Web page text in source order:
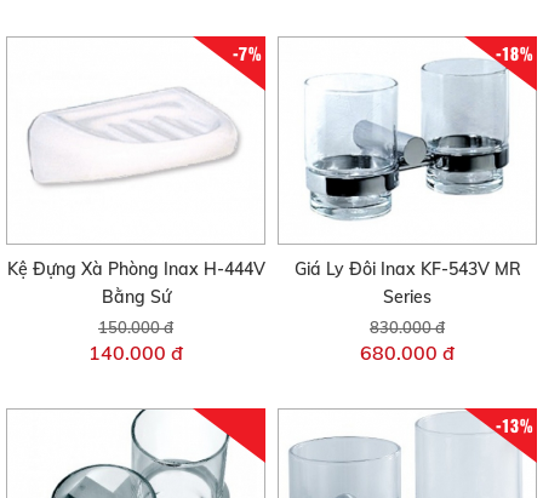
-7%
Kệ Đựng Xà Phòng Inax H-444V
Bằng Sứ
150.000 đ
140.000 đ
-18%
Giá Ly Đôi Inax KF-543V MR
Series
830.000 đ
680.000 đ
-13%